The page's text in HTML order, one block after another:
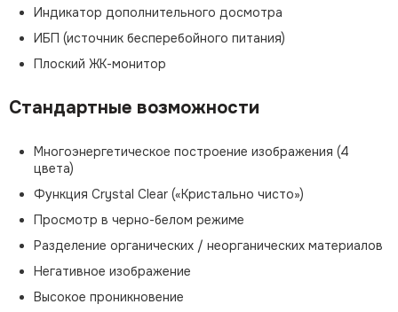
Индикатор дополнительного досмотра
ИБП (источник бесперебойного питания)
Плоский ЖК-монитор
Стандартные возможности
Многоэнергетическое построение изображения (4
цвета)
Функция Crystal Clear («Кристально чисто»)
Просмотр в черно-белом режиме
Разделение органических / неорганических материалов
Негативное изображение
Высокое проникновение